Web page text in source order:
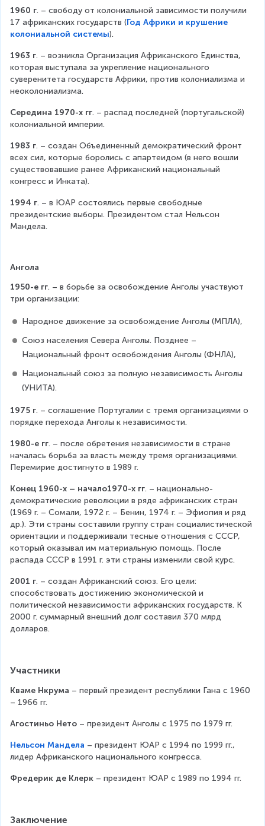
1960 г. – свободу от колониальной зависимости получили
17 африканских государств (Год Африки и крушение
колониальной системы).
1963 г. – возникла Организация Африканского Единства,
которая выступала за укрепление национального
суверенитета государств Африки, против колониализма и
неоколониализма.
Середина 1970-х гг. – распад последней (португальской)
колониальной империи.
1983 г. – создан Объединенный демократический фронт
всех сил, которые боролись с апартеидом (в него вошли
существовавшие ранее Африканский национальный
конгресс и Инката).
1994 г. – в ЮАР состоялись первые свободные
президентские выборы. Президентом стал Нельсон
Мандела.
Ангола
1950-е гг. – в борьбе за освобождение Анголы участвуют
три организации:
Народное движение за освобождение Анголы (МПЛА),
Союз населения Севера Анголы. Позднее –
Национальный фронт освобождения Анголы (ФНЛА),
Национальный союз за полную независимость Анголы
(УНИТА).
1975 г. – соглашение Португалии с тремя организациями о
порядке перехода Анголы к независимости.
1980-е гг. – после обретения независимости в стране
началась борьба за власть между тремя организациями.
Перемирие достигнуто в 1989 г.
Конец 1960-х – начало1970-х гг. – национально-
демократические революции в ряде африканских стран
(1969 г. – Сомали, 1972 г. – Бенин, 1974 г. – Эфиопия и ряд
др.). Эти страны составили группу стран социалистической
ориентации и поддерживали тесные отношения с СССР,
который оказывал им материальную помощь. После
распада СССР в 1991 г. эти страны изменили свой курс.
2001 г. – создан Африканский союз. Его цели:
способствовать достижению экономической и
политической независимости африканских государств. К
2000 г. суммарный внешний долг составил 370 млрд
долларов.
Участники
Кваме Нкрума – первый президент республики Гана с 1960
– 1966 гг.
Агостиньо Нето – президент Анголы с 1975 по 1979 гг.
Нельсон Мандела – президент ЮАР с 1994 по 1999 гг.,
лидер Африканского национального конгресса.
Фредерик де Клерк – президент ЮАР с 1989 по 1994 гг.
Заключение